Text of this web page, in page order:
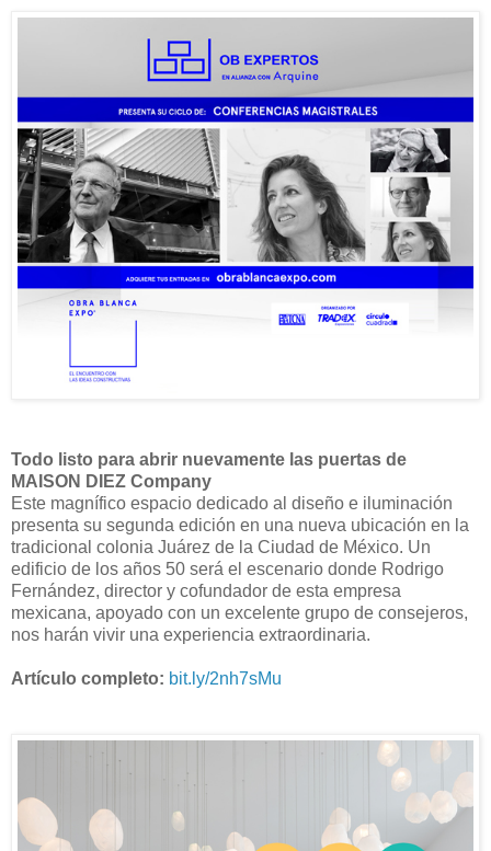
Todo listo para abrir nuevamente las puertas de
MAISON DIEZ Company
Este magnífico espacio dedicado al diseño e iluminación
presenta su segunda edición en una nueva ubicación en la
tradicional colonia Juárez de la Ciudad de México. Un
edificio de los años 50 será el escenario donde Rodrigo
Fernández, director y cofundador de esta empresa
mexicana, apoyado con un excelente grupo de consejeros,
nos harán vivir una experiencia extraordinaria.
Artículo completo: bit.ly/2nh7sMu